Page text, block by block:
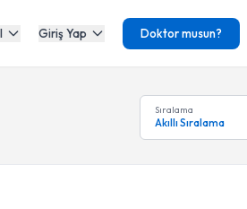
Giriş Yap Doktor musun?
Sıralama
Akıllı Sıralama